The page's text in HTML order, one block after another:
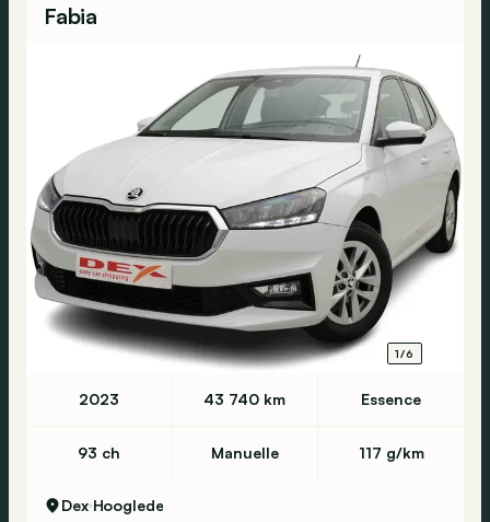
Fabia
1/6
2023 43 740 km Essence
93 ch Manuelle 117 g/km
Dex Hooglede